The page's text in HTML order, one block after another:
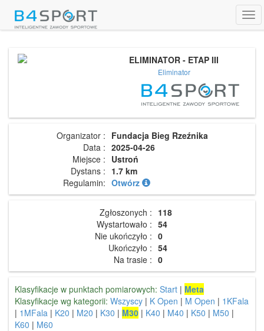
ELIMINATOR - ETAP III
Eliminator
Organizator : Fundacja Bieg Rzeźnika
Data : 2025-04-26
Miejsce : Ustroń
Dystans : 1.7 km
Regulamin: Otwórz
Zgłoszonych : 118
Wystartowało : 54
Nie ukończyło : 0
Ukończyło : 54
Na trasie : 0
Klasyfikacje w punktach pomiarowych: Start | Meta
Klasyfikacje wg kategorii: Wszyscy | K Open | M Open | 1KFala
| 1MFala | K20 | M20 | K30 | M30 | K40 | M40 | K50 | M50 |
K60 | M60